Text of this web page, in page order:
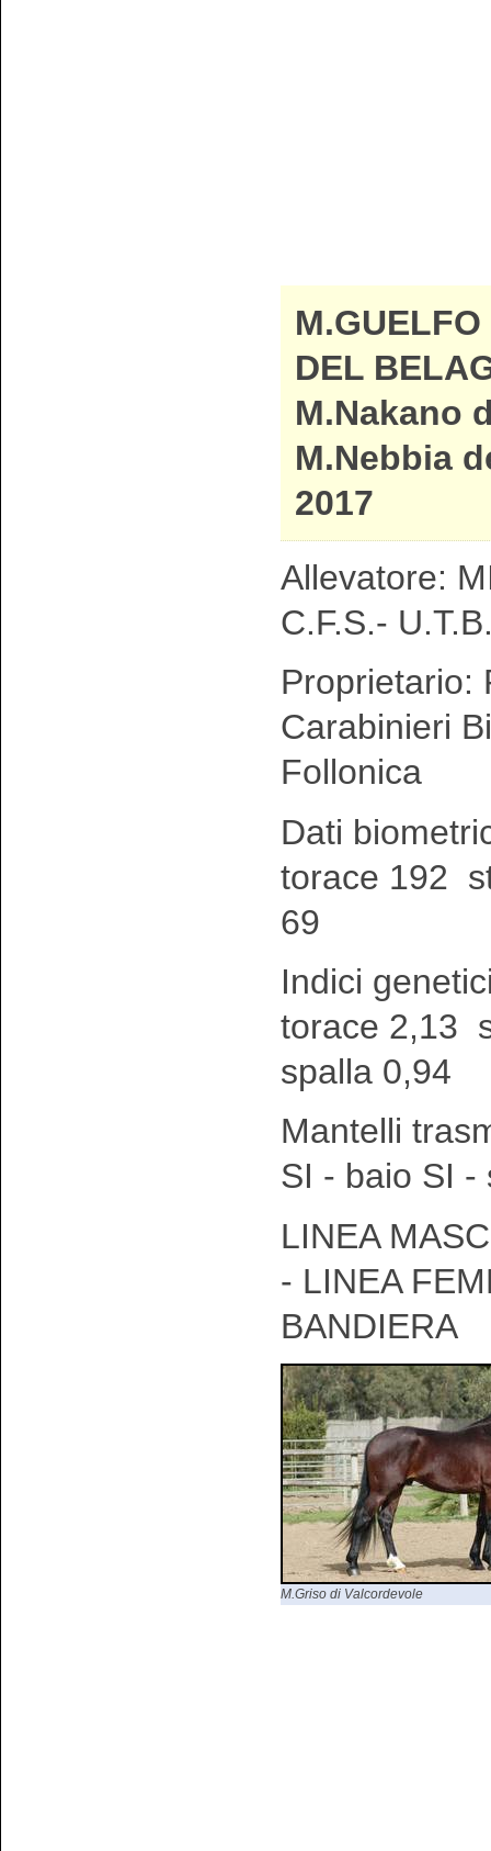
DEL
M.Nakano
M.Nebbia
2017
Allevatore:
C.F.S.-
Proprietario:
Carabinieri
Follonica
Dati
torace 192
69
Indici
torace 2,13
spalla 0,94
Mantelli
SI - baio SI -
LINEA
- LINEA
BANDIERA
M.Griso di Valcordevole